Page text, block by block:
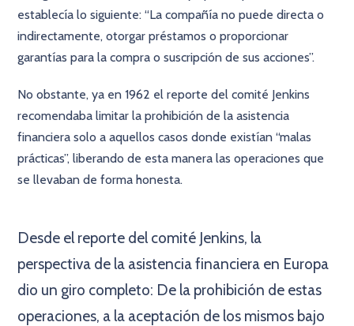
establecía lo siguiente: “La compañía no puede directa o
indirectamente, otorgar préstamos o proporcionar
garantías para la compra o suscripción de sus acciones”.
No obstante, ya en 1962 el reporte del comité Jenkins
recomendaba limitar la prohibición de la asistencia
financiera solo a aquellos casos donde existían “malas
prácticas”, liberando de esta manera las operaciones que
se llevaban de forma honesta.
Desde el reporte del comité Jenkins, la
perspectiva de la asistencia financiera en Europa
dio un giro completo: De la prohibición de estas
operaciones, a la aceptación de los mismos bajo